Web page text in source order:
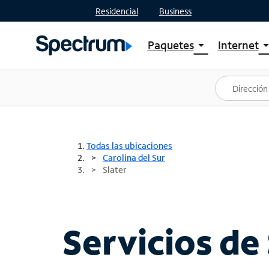
Residencial Business
Paquetesarrow_drop_down
Ver paquetes
Spectrum One
Mejores ofertas
Internetarrow_drop_down
Planes
Todas las ubicaciones
Carolina del Sur
Slater
Servicios